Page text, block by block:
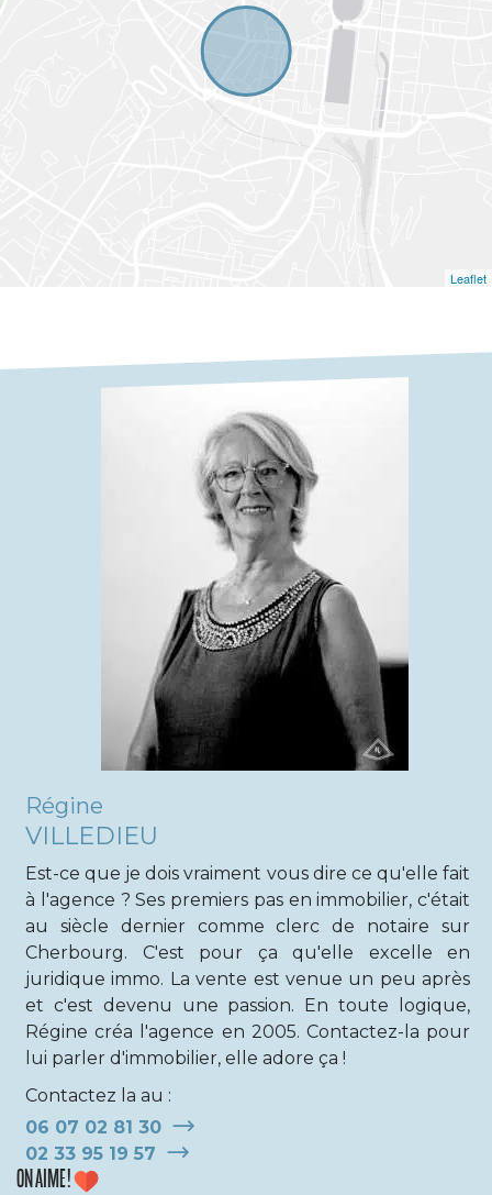
Leaflet
Régine
VILLEDIEU
Est-ce que je dois vraiment vous dire ce qu'elle fait
à l'agence ? Ses premiers pas en immobilier, c'était
au siècle dernier comme clerc de notaire sur
Cherbourg. C'est pour ça qu'elle excelle en
juridique immo. La vente est venue un peu après
et c'est devenu une passion. En toute logique,
Régine créa l'agence en 2005. Contactez-la pour
lui parler d'immobilier, elle adore ça !
Contactez la au :
06 07 02 81 30
02 33 95 19 57
ON AIME !